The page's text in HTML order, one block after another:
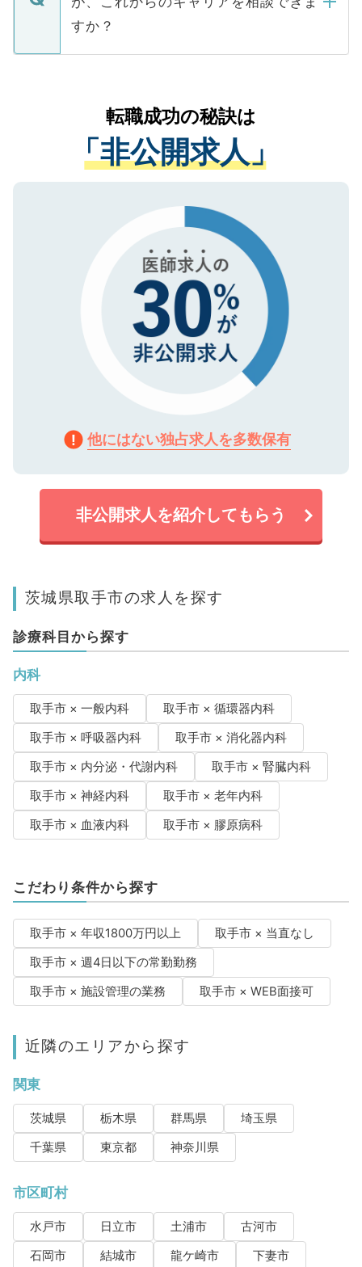
みを人材紹介会社に依頼するケースが増え
ています。
ご本人のキャリアアップおよび転職活動の
支援を目的に使用いたします。お預かりし
ているすべての個人データはご本人の許可
は、個人情報の取り扱いについての厳密な
管理基準を満たした事業者のみに付与され
る、プライバシーマークを取得済みです。
で、機密保持に関してもご安心ください。
すか？
かがいして、現在の医療機関の状況や紹介
経験をまじえながら、適切なアドバイスを
させていただきます。すぐにご転職をされ
ない方には、長期的なサポートが可能です
ので、まずはご登録ください。
転職成功の秘訣は
「非公開求人」
他にはない独占求人を多数保有
非公開求人を紹介してもらう
茨城県取手市の求人を探す
診療科目から探す
内科
取手市 × 一般内科
取手市 × 循環器内科
取手市 × 呼吸器内科
取手市 × 消化器内科
取手市 × 内分泌・代謝内科
取手市 × 腎臓内科
取手市 × 神経内科
取手市 × 老年内科
取手市 × 血液内科
取手市 × 膠原病科
こだわり条件から探す
取手市 × 年収1800万円以上
取手市 × 当直なし
取手市 × 週4日以下の常勤勤務
取手市 × 施設管理の業務
取手市 × WEB面接可
近隣のエリアから探す
関東
茨城県 栃木県 群馬県
埼玉県
千葉県
東京都 神奈川県
市区町村
水戸市 日立市 土浦市
古河市
石岡市
結城市 龍ケ崎市
下妻市